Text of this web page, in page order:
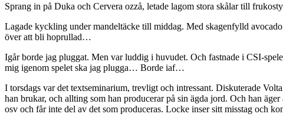
Sprang in på Duka och Cervera ozzå, letade lagom stora skålar till
Lagade kyckling under mandeltäcke till middag. Med skagenfylld
över att bli hoprullad…
Igår borde jag pluggat. Men var luddig i huvudet. Och fastnade i CSI-
mig igenom spelet ska jag plugga… Borde iaf…
I torsdags var det textseminarium, trevligt och intressant. Diskuterade
han brukar, och allting som han producerar på sin ägda jord. Och han
osv och får inte del av det som produceras. Locke inser sitt misstag och